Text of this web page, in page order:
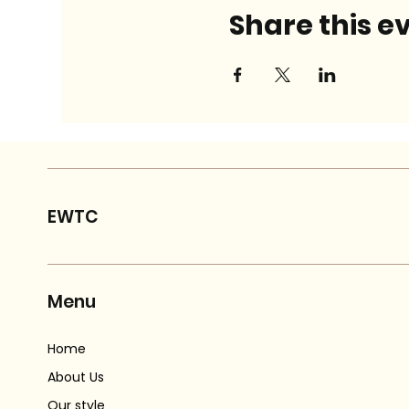
Share this
EWTC
Menu
Home
About Us
Our style